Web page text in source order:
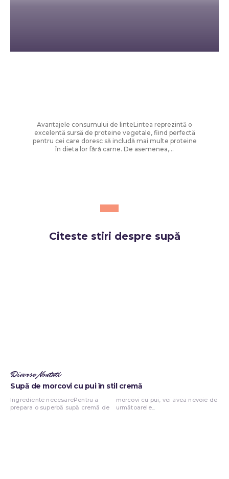
Avantajele consumului de linteLintea reprezintă o
excelentă sursă de proteine vegetale, fiind perfectă
pentru cei care doresc să includă mai multe proteine
în dieta lor fără carne. De asemenea,...
Citeste stiri despre supă
Diverse Noutati
Supă de morcovi cu pui în stil cremă
Ingrediente necesarePentru a
prepara o superbă supă cremă de
morcovi cu pui, vei avea nevoie de
următoarele...